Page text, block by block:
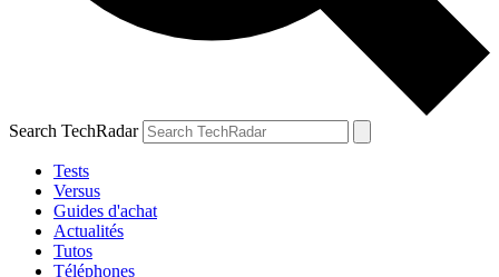
Search TechRadar
Tests
Versus
Guides d'achat
Actualités
Tutos
Téléphones